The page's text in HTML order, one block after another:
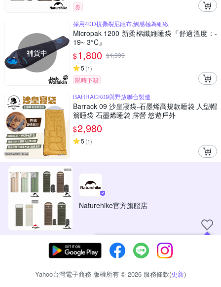
券
補貨中
採用40D抗撕裂尼龍布,觸感極為細緻
Micropak 1200 新柔棉纖維睡袋『舒適溫度：-
19~ 3°C』
$1,800 $1,999
5 (1)
限時下殺
BARRACK09與野放聯合製造
Barrack 09 沙皇寢袋-石墨烯高規款睡袋 人型帽
簷睡袋 石墨烯睡袋 露營 悠遊戶外
$2,980
5 (1)
Naturehike官方旗艦店
現在可以追蹤你喜愛的商店！
Yahoo台灣電子商務 版權所有 © 2026 服務條款(更新)